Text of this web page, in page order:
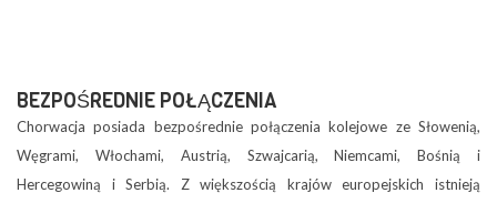
BEZPOŚREDNIE POŁĄCZENIA
Chorwacja posiada bezpośrednie połączenia kolejowe ze Słowenią,
Węgrami, Włochami, Austrią, Szwajcarią, Niemcami, Bośnią i
Hercegowiną i Serbią. Z większością krajów europejskich istnieją